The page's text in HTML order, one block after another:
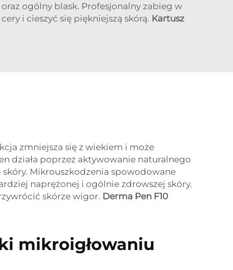
ogólny blask. Profesjonalny zabieg w
i cieszyć się piękniejszą skórą. Kartusz
zmniejsza się z wiekiem i może
działa poprzez aktywowanie naturalnego
Mikrouszkodzenia spowodowane
naprężonej i ogólnie zdrowszej skóry.
skórze wigor. Derma Pen F10
mikroigłowaniu